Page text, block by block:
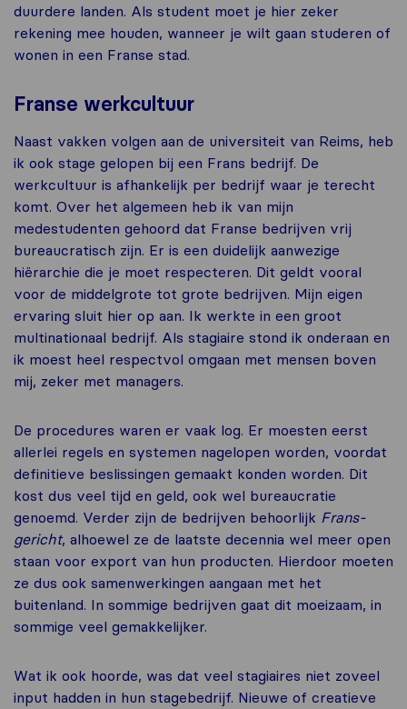
duurdere landen. Als student moet je hier zeker
rekening mee houden, wanneer je wilt gaan studeren of
wonen in een Franse stad.
Franse werkcultuur
Naast vakken volgen aan de universiteit van Reims, heb
ik ook stage gelopen bij een Frans bedrijf. De
werkcultuur is afhankelijk per bedrijf waar je terecht
komt. Over het algemeen heb ik van mijn
medestudenten gehoord dat Franse bedrijven vrij
bureaucratisch zijn. Er is een duidelijk aanwezige
hiërarchie die je moet respecteren. Dit geldt vooral
voor de middelgrote tot grote bedrijven. Mijn eigen
ervaring sluit hier op aan. Ik werkte in een groot
multinationaal bedrijf. Als stagiaire stond ik onderaan en
ik moest heel respectvol omgaan met mensen boven
mij, zeker met managers.
De procedures waren er vaak log. Er moesten eerst
allerlei regels en systemen nagelopen worden, voordat
definitieve beslissingen gemaakt konden worden. Dit
kost dus veel tijd en geld, ook wel bureaucratie
genoemd. Verder zijn de bedrijven behoorlijk Frans-
gericht, alhoewel ze de laatste decennia wel meer open
staan voor export van hun producten. Hierdoor moeten
ze dus ook samenwerkingen aangaan met het
buitenland. In sommige bedrijven gaat dit moeizaam, in
sommige veel gemakkelijker.
Wat ik ook hoorde, was dat veel stagiaires niet zoveel
input hadden in hun stagebedrijf. Nieuwe of creatieve